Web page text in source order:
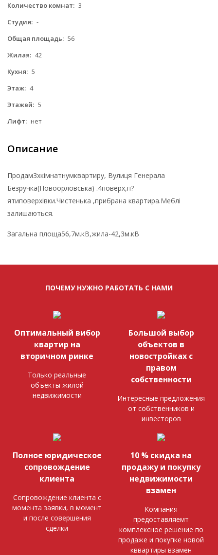
Количество комнат: 3
Студия: -
Общая площадь: 56
Жилая: 42
Кухня: 5
Этаж: 4
Этажей: 5
Лифт: нет
Описание
Продам3хкімнатнумквартиру, Вулиця Генерала
Безручка(Новоорловська) .4поверх,п?
ятиповерхівки.Чистенька ,прибрана квартира.Меблі
залишаються.
Загальна площа56,7м.кВ,жила-42,3м.кВ
ПОЧЕМУ НУЖНО РАБОТАТЬ С НАМИ
Оптимальный вибор
квартир на
вторичном ринке
Только реальные
объекты жилой
недвижимости
Большой выбор
объектов в
новостройках с
правом
собственности
Интересные предложения
от собственников и
инвесторов
Полное юридическое
сопровождение
клиента
Сопровождение клиента с
момента заявки, в момент
и после совершения
сделки
10 % скидка на
продажу и покупку
недвижимости
взамен
Компания
предоставляемт
комплексное решение по
продаже и покупке новой
кввартиры взамен